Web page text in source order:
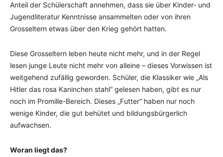
Anteil der Schülerschaft annehmen, dass sie über Kinder- und
Jugendliteratur Kenntnisse ansammelten oder von ihren
Grosseltern etwas über den Krieg gehört hatten.
Diese Grosseltern leben heute nicht mehr, und in der Regel
lesen junge Leute nicht mehr von alleine – dieses Vorwissen ist
weitgehend zufällig geworden. Schüler, die Klassiker wie „Als
Hitler das rosa Kaninchen stahl“ gelesen haben, gibt es nur
noch im Promille-Bereich. Dieses „Futter“ haben nur noch
wenige Kinder, die gut behütet und bildungsbürgerlich
aufwachsen.
Woran liegt das?